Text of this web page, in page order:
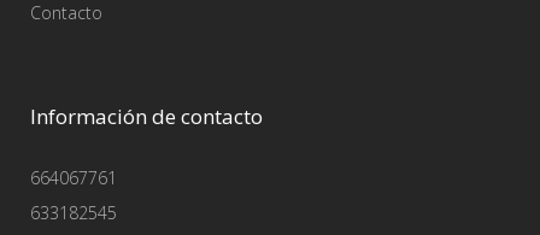
Contacto
Información de contacto
664067761
633182545